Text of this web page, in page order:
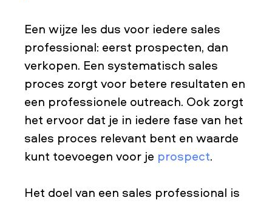
Een wijze les dus voor iedere sales
professional: eerst prospecten, dan
verkopen. Een systematisch sales
proces zorgt voor betere resultaten en
een professionele outreach. Ook zorgt
het ervoor dat je in iedere fase van het
sales proces relevant bent en waarde
kunt toevoegen voor je prospect.
Het doel van een sales professional is